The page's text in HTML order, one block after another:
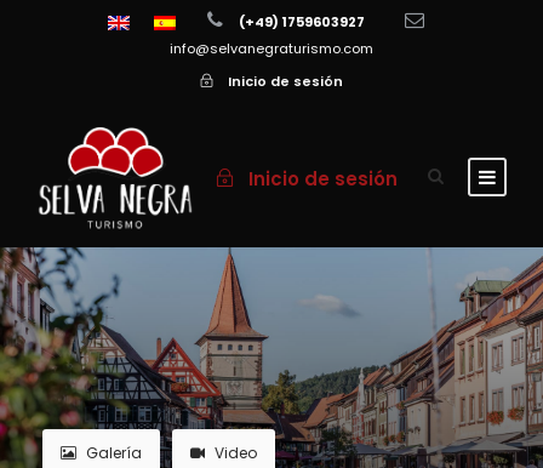
(+49) 1759603927
info@selvanegraturismo.com
Inicio de sesión
Inicio de sesión
Galería Video